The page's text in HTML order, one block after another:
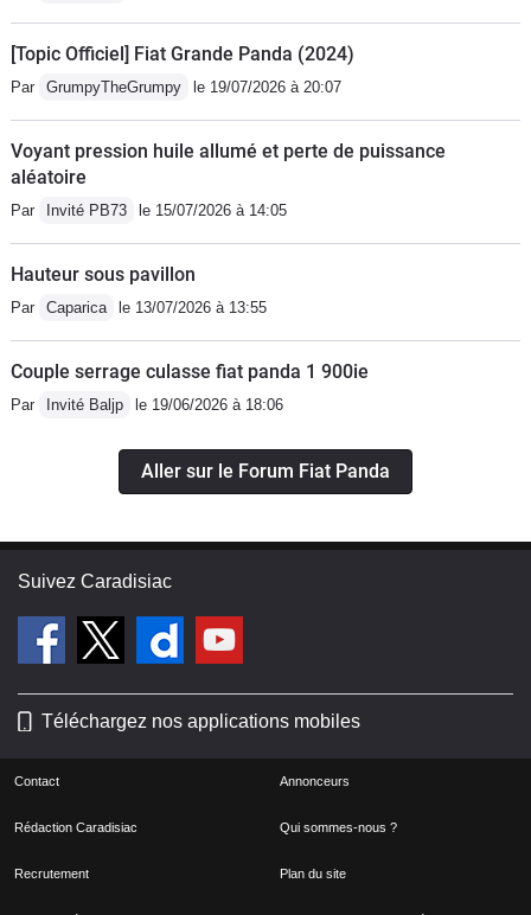
[Topic Officiel] Fiat Grande Panda (2024)
Par GrumpyTheGrumpy le 19/07/2026 à 20:07
Voyant pression huile allumé et perte de puissance
aléatoire
Par Invité PB73 le 15/07/2026 à 14:05
Hauteur sous pavillon
Par Caparica le 13/07/2026 à 13:55
Couple serrage culasse fiat panda 1 900ie
Par Invité Baljp le 19/06/2026 à 18:06
Aller sur le Forum Fiat Panda
Suivez Caradisiac
Téléchargez nos applications mobiles
Contact Annonceurs
Rédaction Caradisiac Qui sommes-nous ?
Recrutement Plan du site